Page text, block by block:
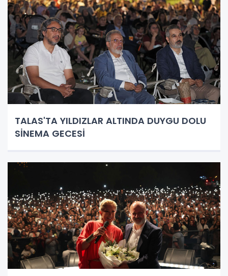
TALAS'TA YILDIZLAR ALTINDA DUYGU DOLU
SİNEMA GECESİ